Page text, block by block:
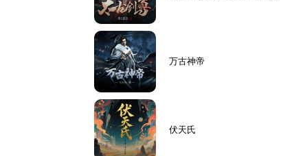
万古神帝
伏天氏